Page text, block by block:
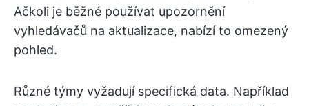
Ačkoli je běžné používat upozornění
vyhledávačů na aktualizace, nabízí to omezený
pohled.
Různé týmy vyžadují specifická data. Například